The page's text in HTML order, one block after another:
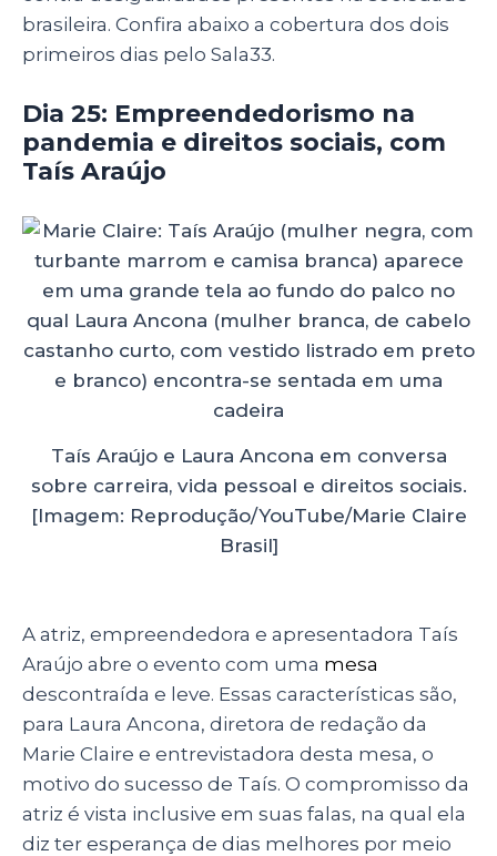
brasileira. Confira abaixo a cobertura dos dois
primeiros dias pelo Sala33.
Dia 25: Empreendedorismo na
pandemia e direitos sociais, com
Taís Araújo
Taís Araújo e Laura Ancona em conversa
sobre carreira, vida pessoal e direitos sociais.
[Imagem: Reprodução/YouTube/Marie Claire
Brasil]
A atriz, empreendedora e apresentadora Taís
Araújo abre o evento com uma mesa
descontraída e leve. Essas características são,
para Laura Ancona, diretora de redação da
Marie Claire e entrevistadora desta mesa, o
motivo do sucesso de Taís. O compromisso da
atriz é vista inclusive em suas falas, na qual ela
diz ter esperança de dias melhores por meio